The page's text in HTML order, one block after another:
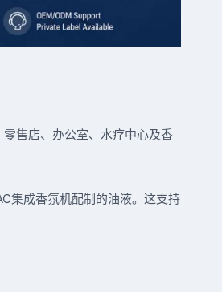
售店、办公室、水疗中心及香
集成香氛机配制的油液。这支持